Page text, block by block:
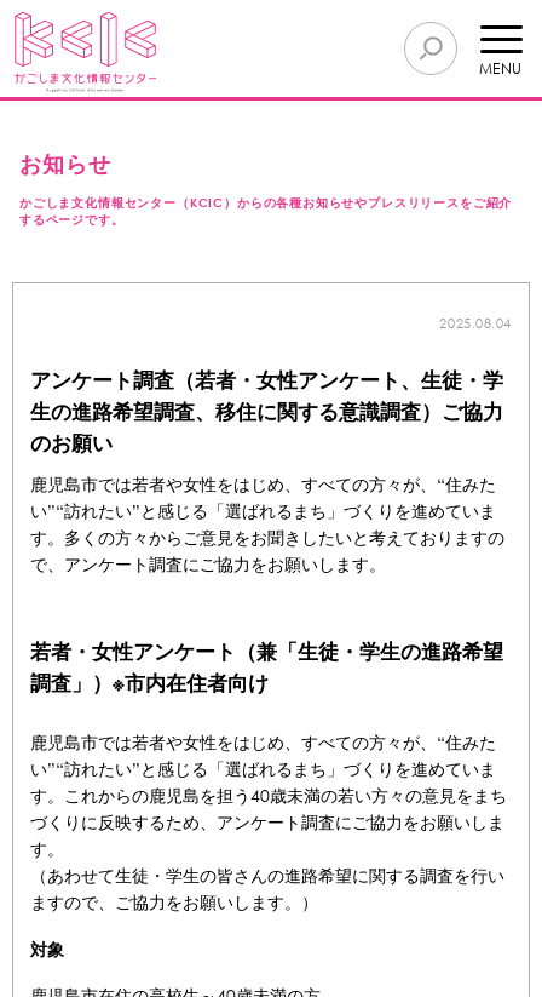
MENU
お知らせ
かごしま文化情報センター（KCIC）からの各種お知らせやプレスリリースをご紹介
するページです。
2025.08.04
アンケート調査（若者・女性アンケート、生徒・学
生の進路希望調査、移住に関する意識調査）ご協力
のお願い
鹿児島市では若者や女性をはじめ、すべての方々が、“住みた
い”“訪れたい”と感じる「選ばれるまち」づくりを進めていま
す。多くの方々からご意見をお聞きしたいと考えておりますの
で、アンケート調査にご協力をお願いします。
若者・女性アンケート（兼「生徒・学生の進路希望
調査」）※市内在住者向け
鹿児島市では若者や女性をはじめ、すべての方々が、“住みた
い”“訪れたい”と感じる「選ばれるまち」づくりを進めていま
す。これからの鹿児島を担う40歳未満の若い方々の意見をまち
づくりに反映するため、アンケート調査にご協力をお願いしま
す。
（あわせて生徒・学生の皆さんの進路希望に関する調査を行い
ますので、ご協力をお願いします。）
対象